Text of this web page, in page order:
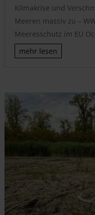
Klimakrise und
Meeren massiv zu –
Meeresschutz im EU
mehr lesen